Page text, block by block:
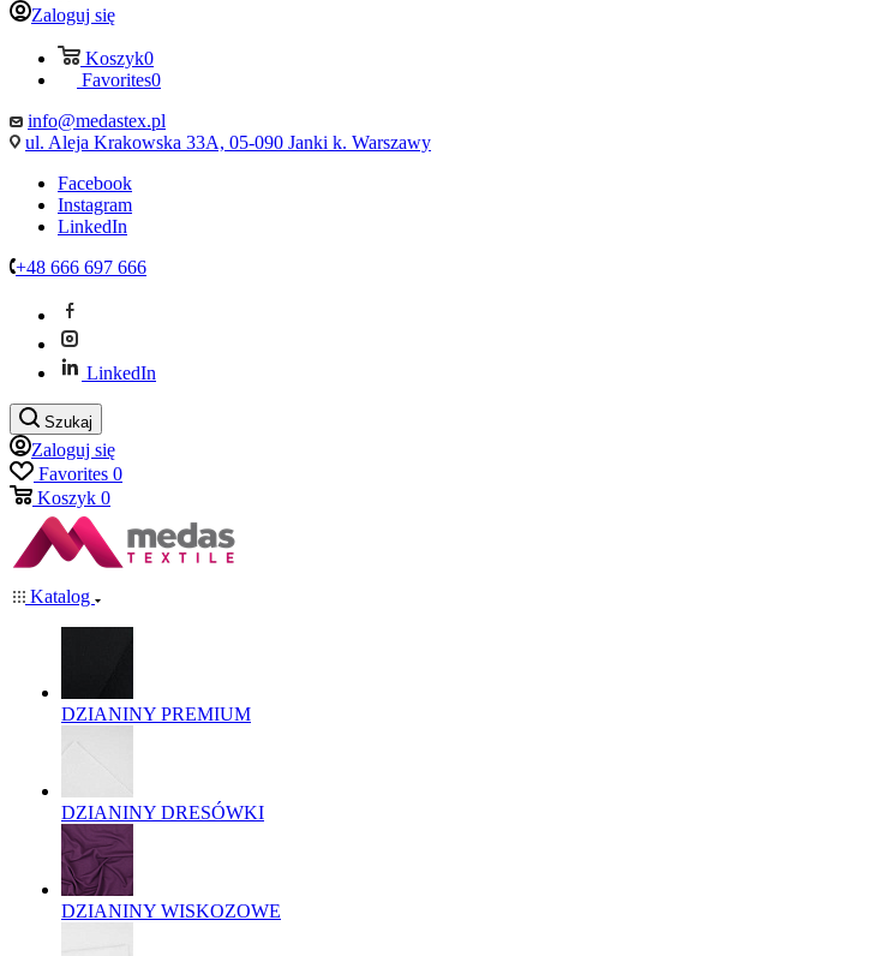
Zaloguj się
Koszyk0
Favorites0
info@medastex.pl
ul. Aleja Krakowska 33A, 05-090 Janki k. Warszawy
Facebook
Instagram
LinkedIn
+48 666 697 666
LinkedIn
Szukaj
Zaloguj się
Favorites 0
Koszyk 0
Katalog
DZIANINY PREMIUM
DZIANINY DRESÓWKI
DZIANINY WISKOZOWE